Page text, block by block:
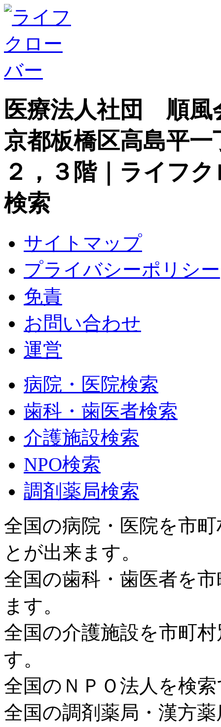
医療法人社団 順
京都板橋区高島平
２，３階｜ライフ
検索
サイトマップ
プライバシーポリシー
免責
お問い合わせ
運営
病院・医院検索
歯科・歯医者検索
介護施設検索
NPO検索
調剤薬局検索
全国の病院・医院を市
とが出来ます。
全国の歯科・歯医者を
ます。
全国の介護施設を市町
す。
全国のＮＰＯ法人を検
全国の調剤薬局・漢方